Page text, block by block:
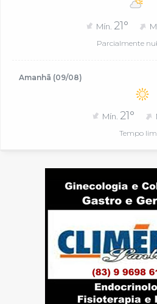
Mín. 21°
Parcialmente
Amanhã (09/08)
Mín. 21°
Tempo